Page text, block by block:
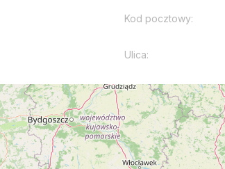
Kod pocztowy:
Ulica: